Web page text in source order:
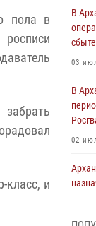
пола в
класс, и
В
03
В
02